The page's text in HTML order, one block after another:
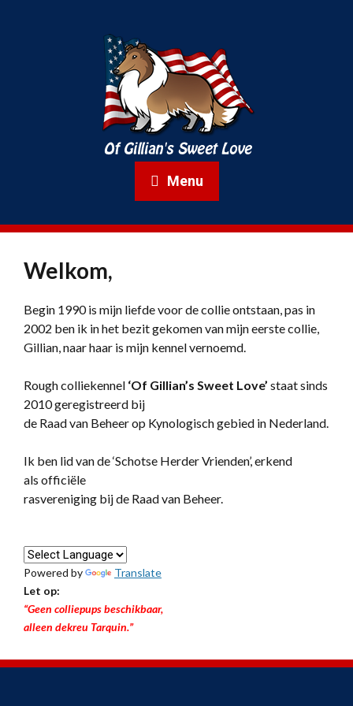
Menu
Welkom,
Begin 1990 is mijn liefde voor de collie ontstaan, pas in
2002 ben ik in het bezit gekomen van mijn eerste collie,
Gillian, naar haar is mijn kennel vernoemd.
Rough colliekennel ‘Of Gillian’s Sweet Love’ staat sinds
2010 geregistreerd bij
de Raad van Beheer op Kynologisch gebied in Nederland.
Ik ben lid van de ‘Schotse Herder Vrienden’, erkend
als officiële
rasvereniging bij de Raad van Beheer.
Powered by
Translate
Let op:
“Geen colliepups beschikbaar,
alleen dekreu Tarquin.”